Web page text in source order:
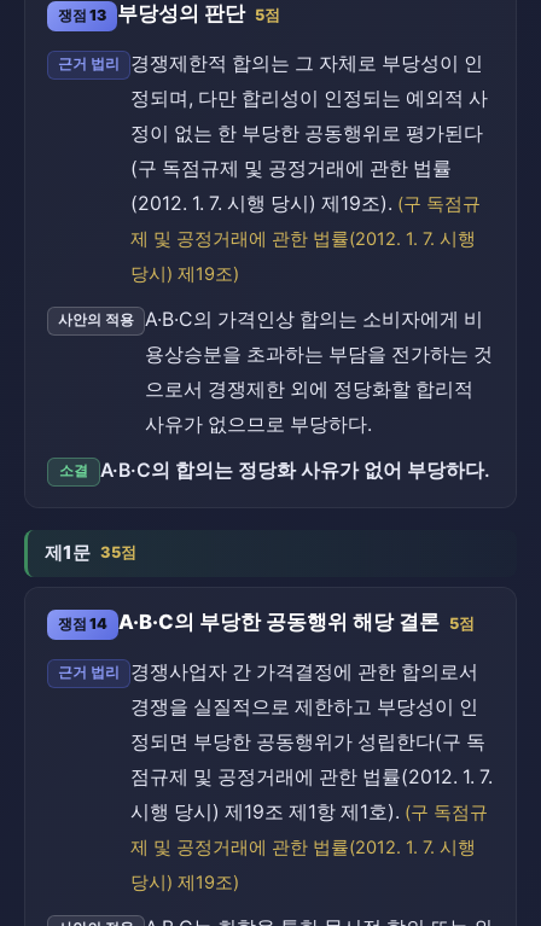
쟁점 13 부당성의 판단 5점
근거 법리
경쟁제한적 합의는 그 자체로 부당성이 인
정되며, 다만 합리성이 인정되는 예외적 사
정이 없는 한 부당한 공동행위로 평가된다
(구 독점규제 및 공정거래에 관한 법률
(2012. 1. 7. 시행 당시) 제19조). (구 독점규
제 및 공정거래에 관한 법률(2012. 1. 7. 시행
당시) 제19조)
사안의 적용
A·B·C의 가격인상 합의는 소비자에게 비
용상승분을 초과하는 부담을 전가하는 것
으로서 경쟁제한 외에 정당화할 합리적
사유가 없으므로 부당하다.
소결 A·B·C의 합의는 정당화 사유가 없어 부당하다.
제1문 35점
쟁점 14 A·B·C의 부당한 공동행위 해당 결론 5점
근거 법리
경쟁사업자 간 가격결정에 관한 합의로서
경쟁을 실질적으로 제한하고 부당성이 인
정되면 부당한 공동행위가 성립한다(구 독
점규제 및 공정거래에 관한 법률(2012. 1. 7.
시행 당시) 제19조 제1항 제1호). (구 독점규
제 및 공정거래에 관한 법률(2012. 1. 7. 시행
당시) 제19조)